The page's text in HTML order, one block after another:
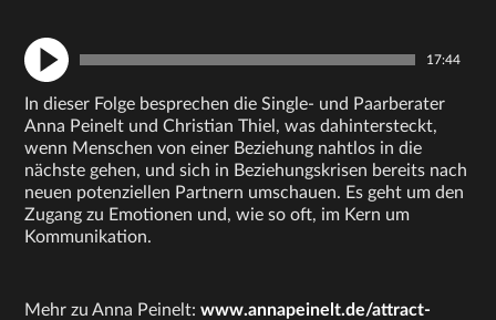
17:44
In dieser Folge besprechen die Single- und Paarberater
Anna Peinelt und Christian Thiel, was dahintersteckt,
wenn Menschen von einer Beziehung nahtlos in die
nächste gehen, und sich in Beziehungskrisen bereits nach
neuen potenziellen Partnern umschauen. Es geht um den
Zugang zu Emotionen und, wie so oft, im Kern um
Kommunikation.
Mehr zu Anna Peinelt:www.annapeinelt.de/attract-